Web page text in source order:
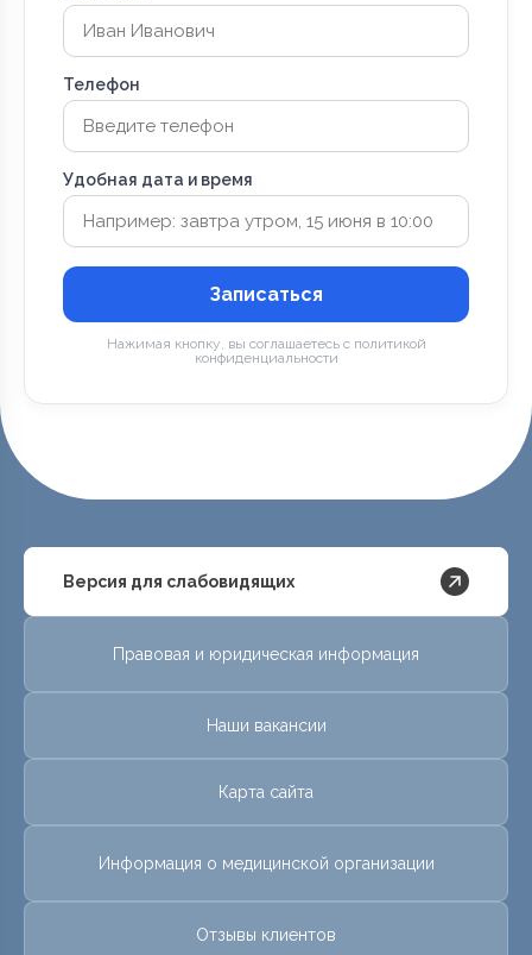
Телефон
Удобная дата и время
Записаться
Нажимая кнопку, вы соглашаетесь с политикой
конфиденциальности
Версия для слабовидящих
Правовая и юридическая информация
Наши вакансии
Карта сайта
Информация о медицинской организации
Отзывы клиентов